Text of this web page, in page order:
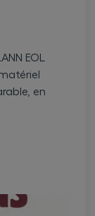
EOL
en